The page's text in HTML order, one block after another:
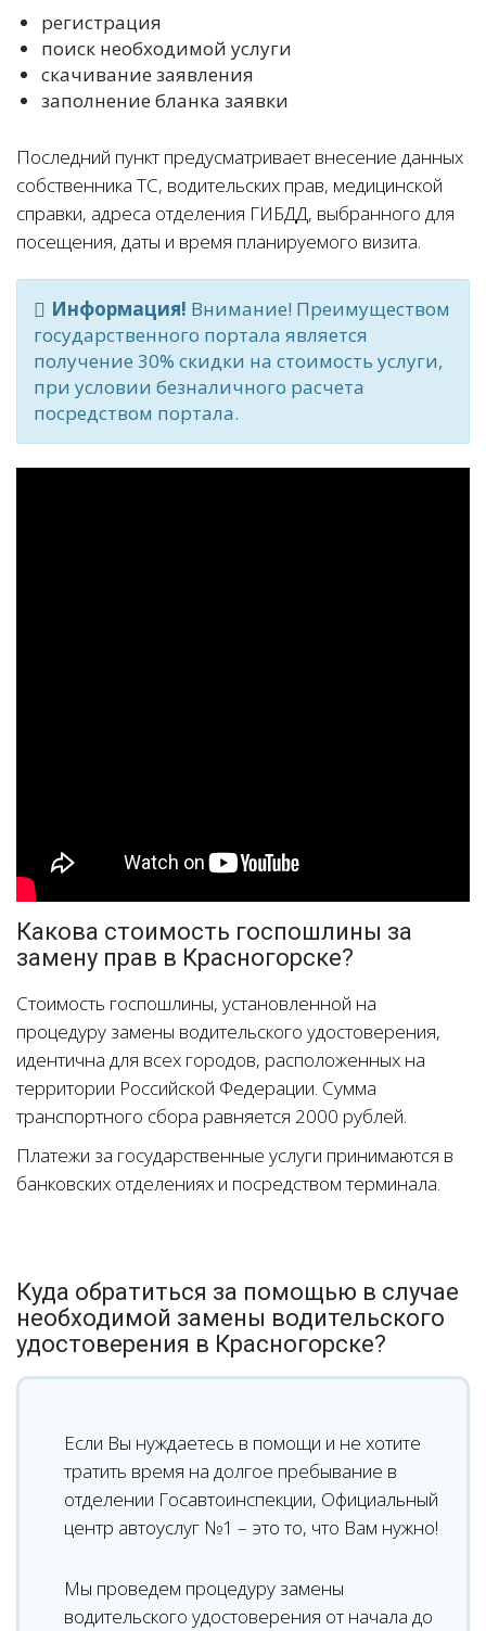
регистрация
поиск необходимой услуги
скачивание заявления
заполнение бланка заявки
Последний пункт предусматривает внесение данных
собственника ТС, водительских прав, медицинской
справки, адреса отделения ГИБДД, выбранного для
посещения, даты и время планируемого визита.
Информация! Внимание! Преимуществом
государственного портала является
получение 30% скидки на стоимость услуги,
при условии безналичного расчета
посредством портала.
Какова стоимость госпошлины за
замену прав в Красногорске?
Стоимость госпошлины, установленной на
процедуру замены водительского удостоверения,
идентична для всех городов, расположенных на
территории Российской Федерации. Сумма
транспортного сбора равняется 2000 рублей.
Платежи за государственные услуги принимаются в
банковских отделениях и посредством терминала.
Куда обратиться за помощью в случае
необходимой замены водительского
удостоверения в Красногорске?
Если Вы нуждаетесь в помощи и не хотите
тратить время на долгое пребывание в
отделении Госавтоинспекции, Официальный
центр автоуслуг №1 – это то, что Вам нужно!
Мы проведем процедуру замены
водительского удостоверения от начала до